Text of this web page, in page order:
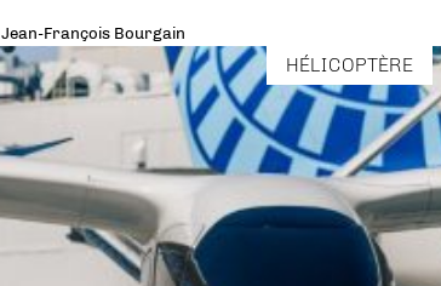
Jean-François Bourgain
HÉLICOPTÈRE